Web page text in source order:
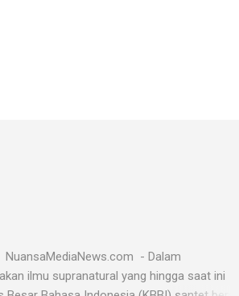
NuansaMediaNews.com - Dalam
ilmu supranatural yang hingga saat ini